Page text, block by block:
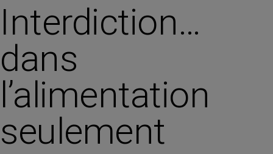
Interdiction…
dans
l’alimentation
seulement